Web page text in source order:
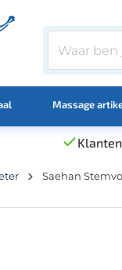
Massage
Saehan